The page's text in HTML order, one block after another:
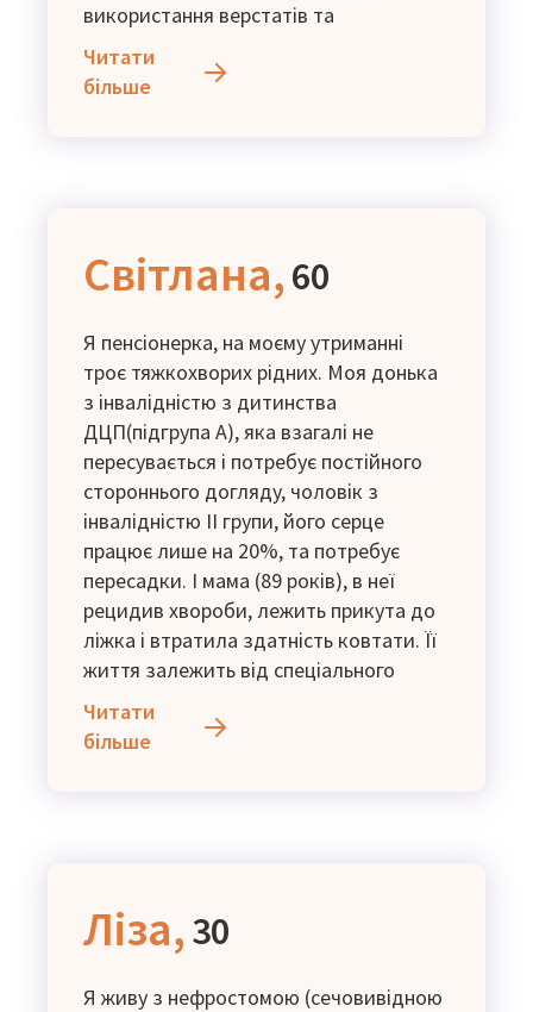
використання верстатів та
обладнання, що може бути
небезпечним для нього та оточуючих.
харчуванні.
Читати
більше
Світлана, 60
Я пенсіонерка, на моєму утриманні
троє тяжкохворих рідних. Моя донька
з інвалідністю з дитинства
ДЦП(підгрупа А), яка взагалі не
пересувається і потребує постійного
стороннього догляду, чоловік з
інвалідністю II групи, його серце
працює лише на 20%, та потребує
пересадки. І мама (89 років), в неї
рецидив хвороби, лежить прикута до
ліжка і втратила здатність ковтати. Її
життя залежить від спеціального
ентерального харчування, купувати
яке не маю фінансової змоги. Прошу
Читати
більше
Ліза, 30
Я живу з нефростомою (сечовивідною